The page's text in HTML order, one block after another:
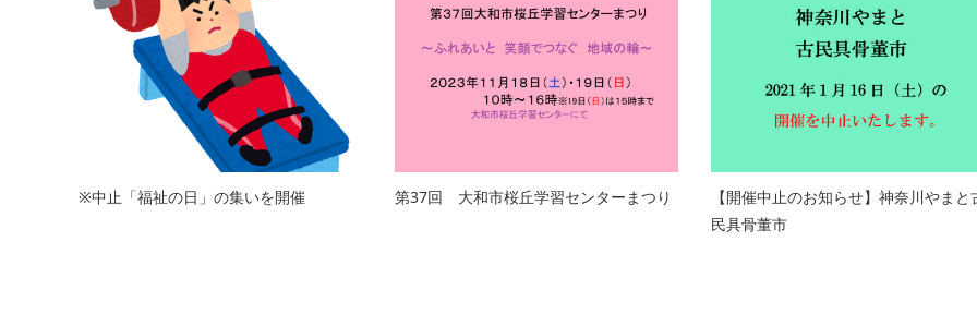
※中止「福祉の日」の集いを開催 第37回 大和市桜丘学習センターまつり
【開催中止のお知らせ】神奈川やまと
民具骨董市